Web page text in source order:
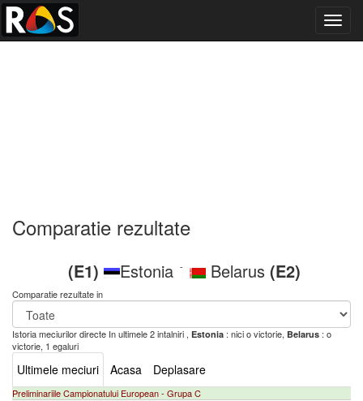
Comparatie rezultate
(E1) Estonia - Belarus (E2)
Comparatie rezultate in
Istoria meciurilor directe In ultimele 2 intalniri , Estonia : nici o victorie, Belarus : o
victorie, 1 egaluri
Ultimele meciuri Acasa Deplasare
Preliminariile Campionatului European - Grupa C